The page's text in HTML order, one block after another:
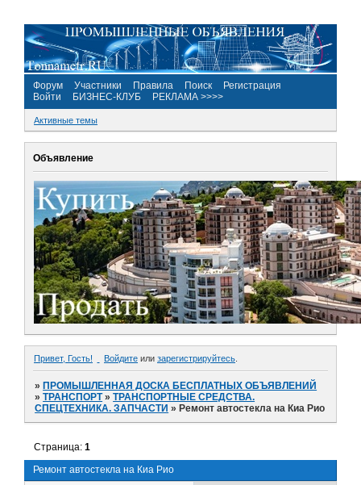
Форум Участники Правила Поиск
Регистрация
Войти
БИЗНЕС-КЛУБ РЕКЛАМА >>>>
Активные темы
Объявление
Привет, Гость! Войдите или зарегистрируйтесь
»ПРОМЫШЛЕННАЯ ДОСКА БЕСПЛАТНЫХ ОБЪЯВЛЕНИЙ
»ТРАНСПОРТ »ТРАНСПОРТНЫЕ СРЕДСТВА.
СПЕЦТЕХНИКА. ЗАПЧАСТИ »Ремонт автостекла на Киа Рио
Ремонт автостекла на Киа Рио
Страница:1